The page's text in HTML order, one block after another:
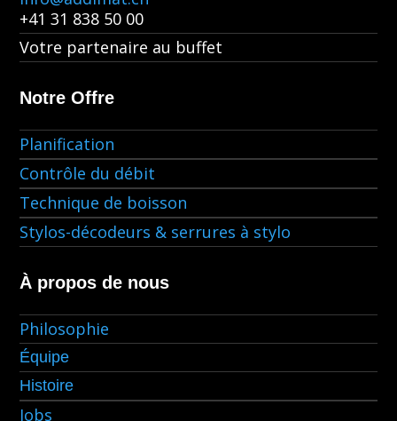
+41 31 838 50 00
Votre partenaire au buffet
Notre Offre
Planification
Contrôle du débit
Technique de boisson
Stylos-décodeurs & serrures à stylo
À propos de nous
Philosophie
Équipe
Histoire
Jobs